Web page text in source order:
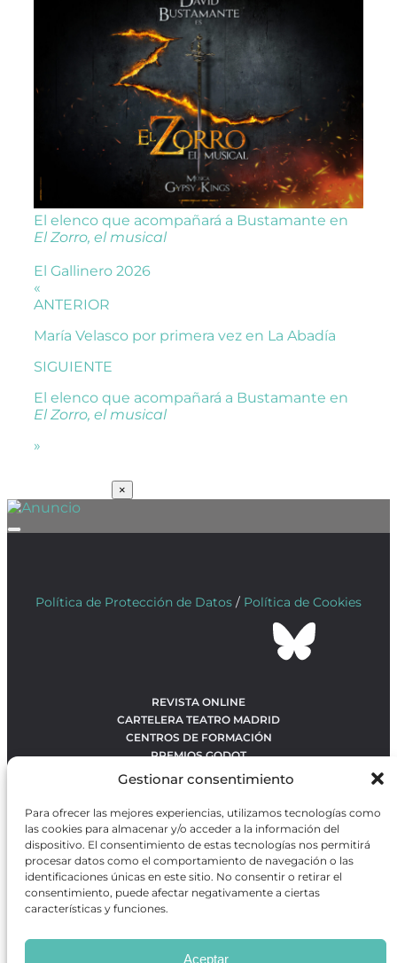
Gestionar consentimiento
Para ofrecer las mejores experiencias, utilizamos tecnologías como
las cookies para almacenar y/o acceder a la información del
dispositivo. El consentimiento de estas tecnologías nos permitirá
procesar datos como el comportamiento de navegación o las
identificaciones únicas en este sitio. No consentir o retirar el
consentimiento, puede afectar negativamente a ciertas
características y funciones.
Aceptar
El elenco que acompañará a Bustamante en
El Zorro, el musical
El Gallinero 2026
«
ANTERIOR
María Velasco por primera vez en La Abadía
SIGUIENTE
El elenco que acompañará a Bustamante en
El Zorro, el musical
»
×
Política de Protección de Datos / Política de Cookies
REVISTA ONLINE
CARTELERA TEATRO MADRID
CENTROS DE FORMACIÓN
PREMIOS GODOT
CONTACTO
OBRAS MÁS VOTADAS
RANKING MEJORES OBRAS
BÚSQUEDA AVANZADA DE OBRAS
Revista GODOTes una revista independiente especializada
en información sobre artes escénicas de Madrid, gratuita y